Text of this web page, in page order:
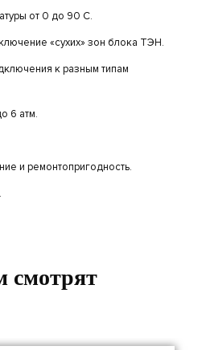
от 0 до 90 С.
«сухих» зон блока ТЭН.
к разным типам
6 атм.
и ремонтопригодность.
смотрят